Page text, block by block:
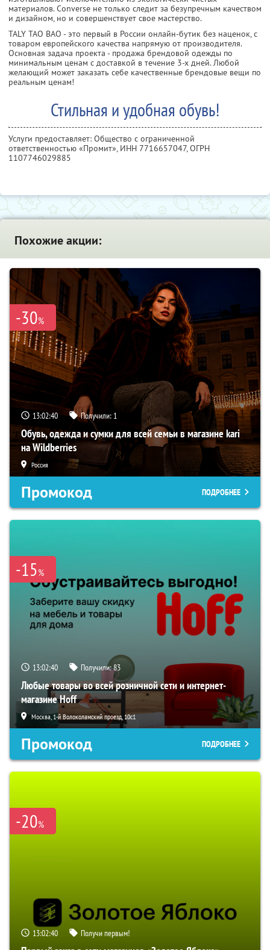
материалов. Converse не только следит за безупречным качеством
и дизайном, но и совершенствует свое мастерство.
TALY TAO BAO - это первый в России онлайн-бутик без наценок, с
товаром европейского качества напрямую от производителя.
Основная задача проекта - продажа брендовой одежды по
минимальным ценам с доставкой в течение 3-х дней. Любой
желающий может заказать себе качественные брендовые вещи по
реальным ценам!
Стильная и удобная обувь!
Услуги предоставляет: Общество с ограниченной
ответственностью «Промит», ИНН 7716657047, ОГРН
1107746029885
Похожие акции:
-30%
13:02:39 Получили: 1
Обувь, одежда и сумки для всей семьи в магазине kari
на Wildberries
Россия
Промокод ПОДРОБНЕЕ
-15%
13:02:39 Получили:83
Любые товары во всей розничной сети и интернет-
магазине Hoff
Москва, 1-й Волоколамский проезд, 10с1
Промокод ПОДРОБНЕЕ
-20%
13:02:39 Получи первым!